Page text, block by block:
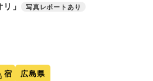
リ」
写真レポートあり
宿 広島県